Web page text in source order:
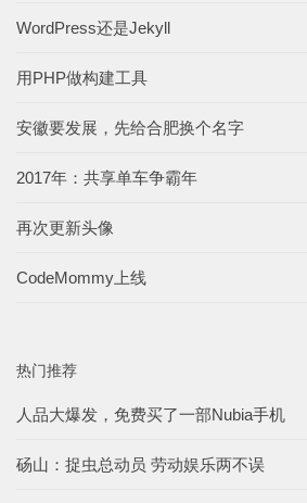
WordPress还是Jekyll
用PHP做构建工具
安徽要发展，先给合肥换个名字
2017年：共享单车争霸年
再次更新头像
CodeMommy上线
热门推荐
人品大爆发，免费买了一部Nubia手机
砀山：捉虫总动员 劳动娱乐两不误